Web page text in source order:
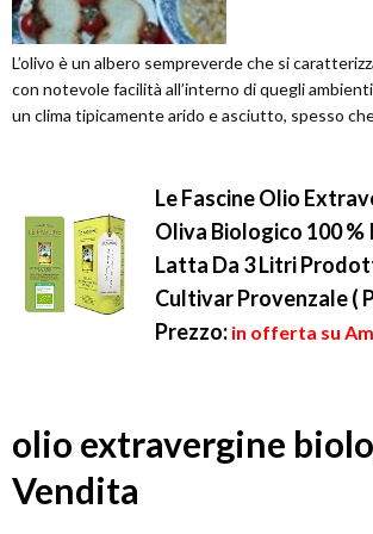
L’olivo è un albero sempreverde che si
con notevole facilità all’interno di quegli
un clima tipicamente arido e asciutto, spesso
Le Fascine Olio
Oliva Biologico 100 %
Latta Da 3 Litri
Cultivar Provenzale (
Prezzo: in offerta su
olio extravergine
Vendita